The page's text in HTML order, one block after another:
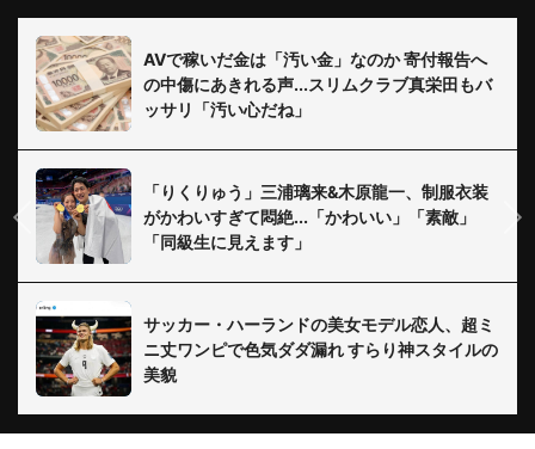
AVで稼いだ金は「汚い金」なのか 寄付報告へ
の中傷にあきれる声...スリムクラブ真栄田もバ
ッサリ「汚い心だね」
「りくりゅう」三浦璃来&木原龍一、制服衣装
がかわいすぎて悶絶...「かわいい」「素敵」
「同級生に見えます」
サッカー・ハーランドの美女モデル恋人、超ミ
ニ丈ワンピで色気ダダ漏れ すらり神スタイルの
美貌